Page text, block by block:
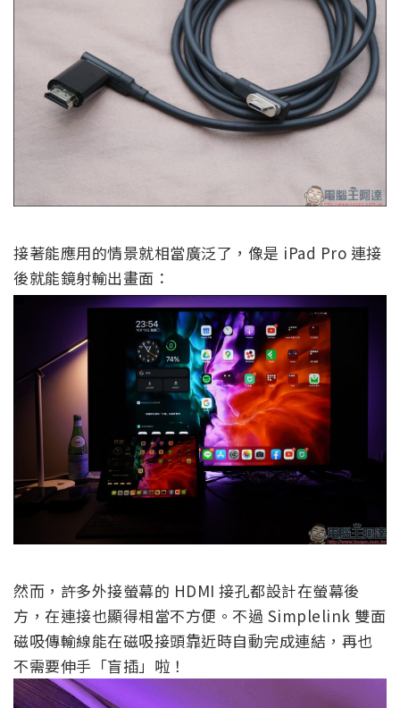
接著能應用的情景就相當廣泛了，像是 iPad Pro 連接
後就能鏡射輸出畫面：
然而，許多外接螢幕的 HDMI 接孔都設計在螢幕後
方，在連接也顯得相當不方便。不過 Simplelink 雙面
磁吸傳輸線能在磁吸接頭靠近時自動完成連結，再也
不需要伸手「盲插」啦！